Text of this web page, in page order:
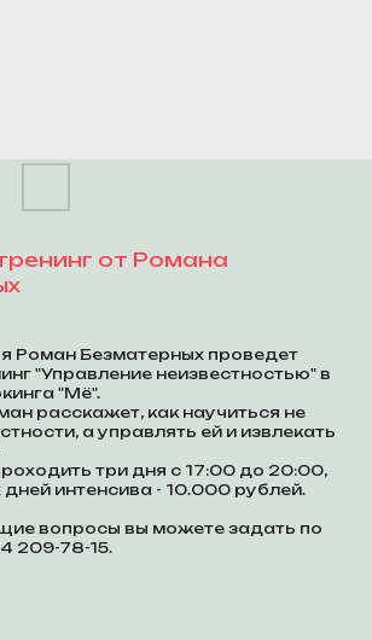
от Романа
Роман Безматерных проведет
"Управление неизвестностью" в
"Мё".
расскажет, как научиться не
а управлять ей и извлекать
три дня с 17:00 до 20:00,
дней интенсива - 10.000 рублей.
вопросы вы можете задать по
209-78-15.